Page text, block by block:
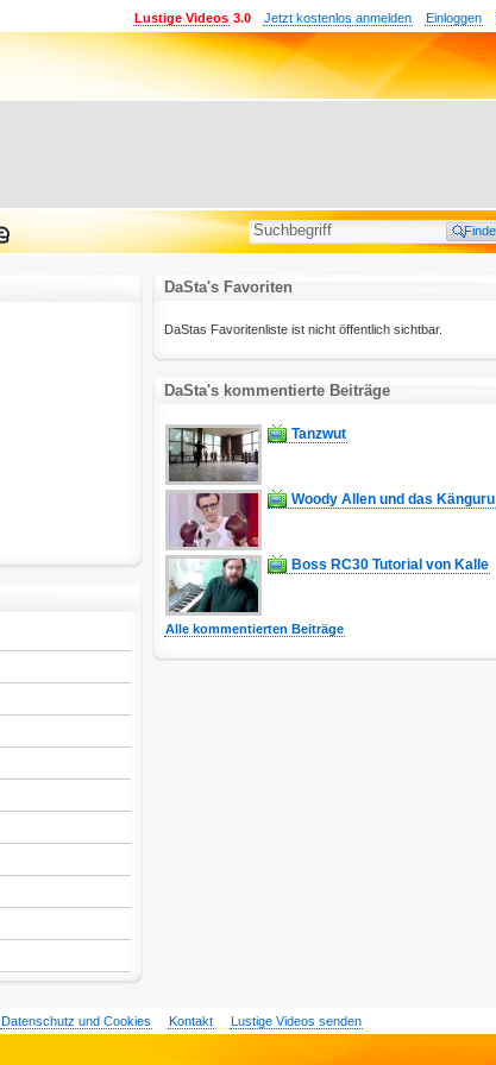
Einloggen
Jetzt kostenlos anmelden
Lustige Videos 3.0
DaSta's Favoriten
DaStas Favoritenliste ist nicht öffentlich sichtbar.
DaSta's kommentierte Beiträge
Tanzwut
Woody Allen und das Känguru
Boss RC30 Tutorial von Kalle
Alle kommentierten Beiträge
Datenschutz und Cookies Kontakt Lustige Videos senden